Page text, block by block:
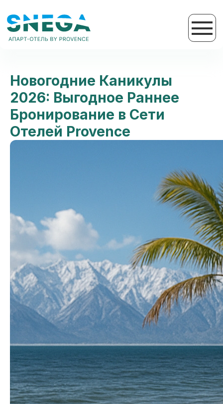
Новогодние Каникулы
2026: Выгодное Раннее
Бронирование в Сети
Отелей Provence